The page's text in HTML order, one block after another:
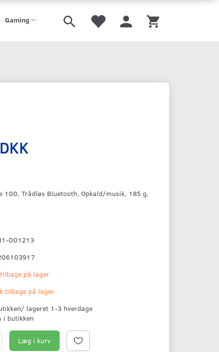
Gaming
100, Trådløs Bluetooth, Opkald/musik, 185 g,
001213
på lager
tilbage på lager
lageret 1-3 hverdage
i butikken
Læg i kurv